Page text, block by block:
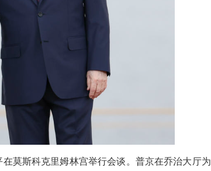
莫斯科克里姆林宫举行会谈。普京在乔治大厅为